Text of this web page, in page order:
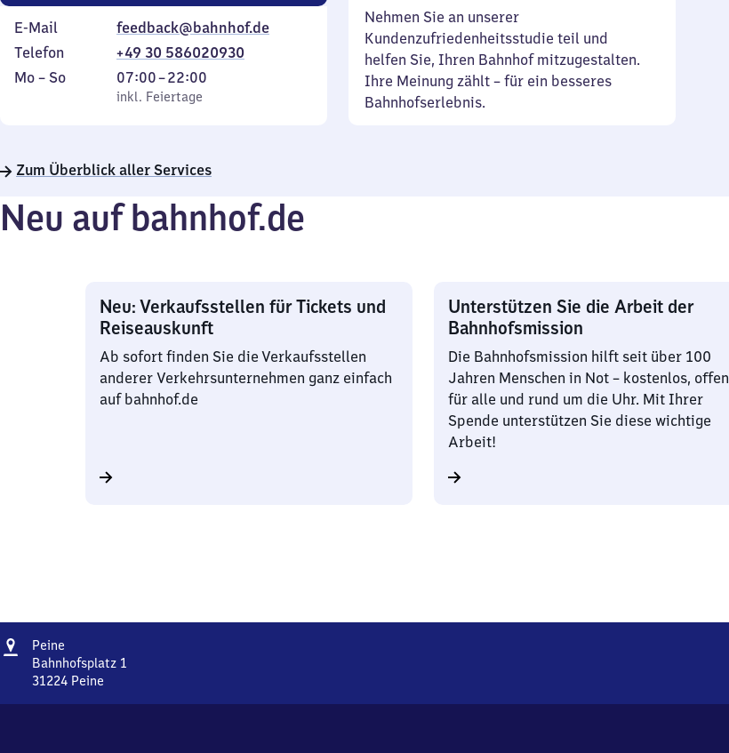
E-Mail
feedback@bahnhof.de
Telefon
+49 30 586020930
Montag
Mo – So,
inkl. Feiertage
07:00–22:00
Von
7
22
inkl. Feiertage
Nehmen Sie an unserer
Kundenzufriedenheitsstudie teil und
helfen Sie, Ihren Bahnhof mitzugestalten.
Ihre Meinung zählt – für ein besseres
Bahnhofserlebnis.
Zum Überblick aller Services
Neu auf bahnhof.de
Neu: Verkaufsstellen für Tickets und
Reiseauskunft
Ab sofort finden Sie die Verkaufsstellen
anderer Verkehrsunternehmen ganz einfach
auf bahnhof.de
Unterstützen Sie die Arbeit der
Bahnhofsmission
Die Bahnhofsmission hilft seit über 100
Jahren Menschen in Not – kostenlos, offen
für alle und rund um die Uhr. Mit Ihrer
Spende unterstützen Sie diese wichtige
Arbeit!
Adresse
Peine
Bahnhofsplatz 1
31224 Peine